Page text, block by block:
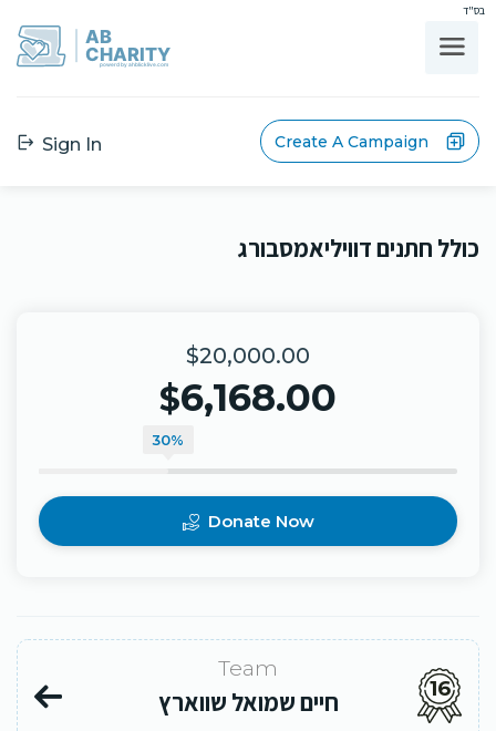
בס"ד
AB
CHARITY
powerd by ahblicklive.com
Sign In Create A Campaign
כולל חתנים דוויליאמסבורג
$20,000.00
$6,168.00
30%
Donate Now
Team
חיים שמואל שווארץ 16